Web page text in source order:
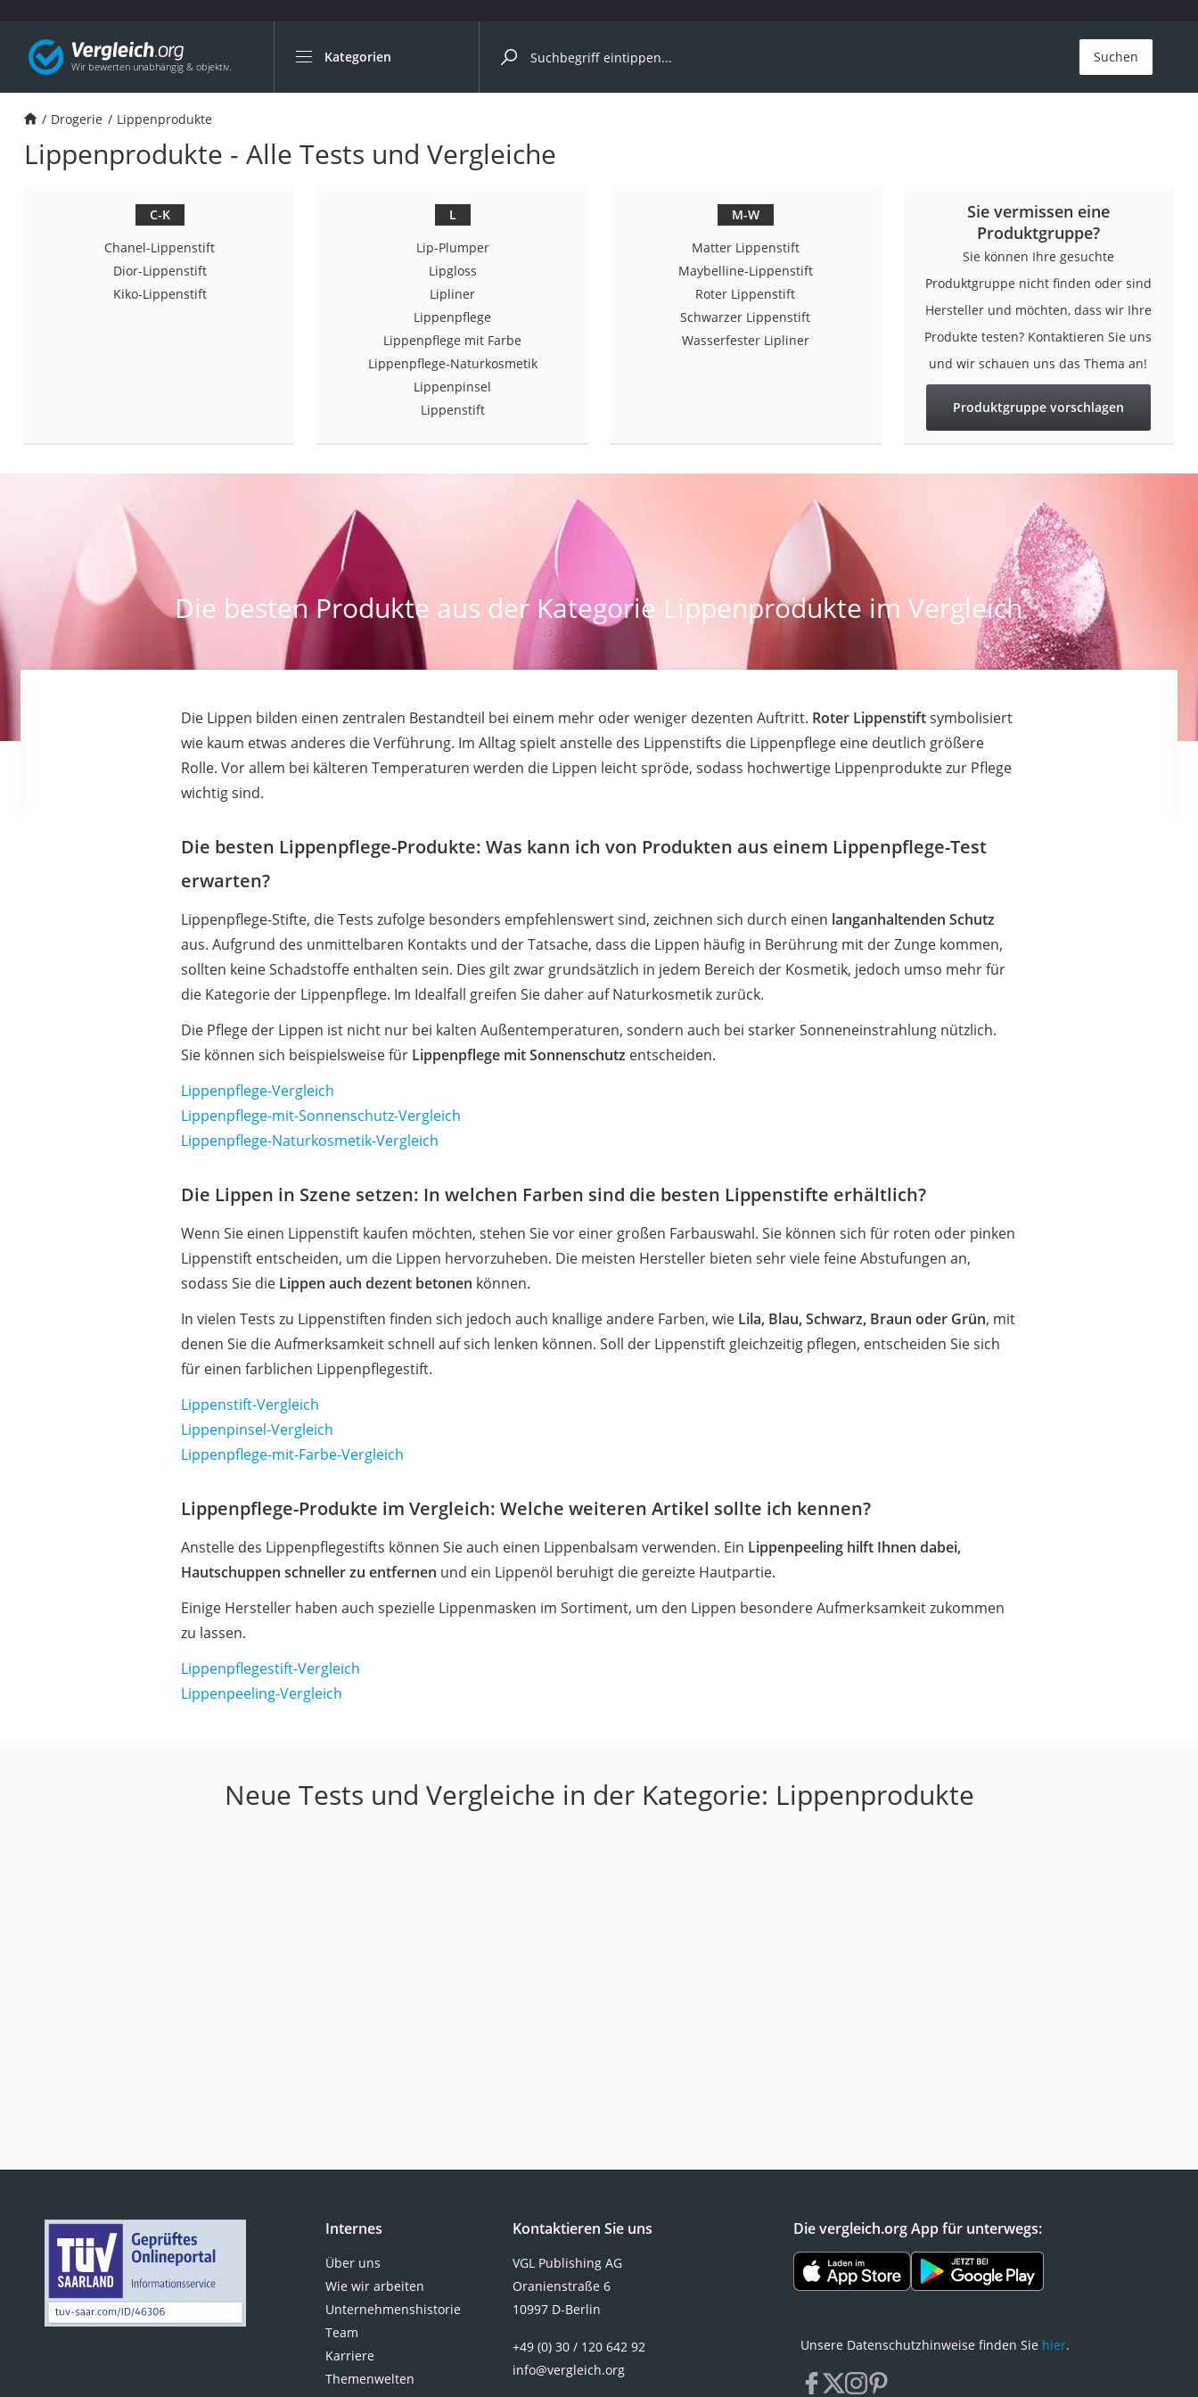
Kategorien
Die beliebtesten Vergleiche nach Kategorie
Drogerie
Haarschneider
Katzenklappe
Zeckenschutz Katze
leichter Haartrockner
Philips-Sonicare-Zahnbürste
Schildkrötenhaus
Mineralfutter Pferd
Massagegerät
Suchen
Drogerie Lippenprodukte
Lippenprodukte - Alle Tests und Vergleiche
C-K
Chanel-Lippenstift
Dior-Lippenstift
Kiko-Lippenstift
L
Lip-Plumper
Lipgloss
Lipliner
Lippenpflege
Lippenpflege mit Farbe
Lippenpflege-Naturkosmetik
Lippenpinsel
Lippenstift
M-W
Matter Lippenstift
Maybelline-Lippenstift
Roter Lippenstift
Schwarzer Lippenstift
Wasserfester Lipliner
Sie vermissen eine
Produktgruppe?
Sie können Ihre gesuchte
Produktgruppe nicht finden oder sind
Hersteller und möchten, dass wir Ihre
Produkte testen? Kontaktieren Sie uns
und wir schauen uns das Thema an!
Produktgruppe vorschlagen
Die besten Produkte aus der Kategorie Lippenprodukte im Vergleich
Die Lippen bilden einen zentralen Bestandteil bei einem mehr oder weniger dezenten Auftritt. Roter Lippenstiftsymbolisiert
wie kaum etwas anderes die Verführung. Im Alltag spielt anstelle des Lippenstifts die Lippenpflege eine deutlich größere
Rolle. Vor allem bei kälteren Temperaturen werden die Lippen leicht spröde, sodass hochwertige Lippenprodukte zur Pflege
wichtig sind.
Die besten Lippenpflege-Produkte: Was kann ich von Produkten aus einem Lippenpflege-Test
erwarten?
Lippenpflege-Stifte, die Tests zufolge besonders empfehlenswert sind, zeichnen sich durch einen langanhaltenden Schutz
aus. Aufgrund des unmittelbaren Kontakts und der Tatsache, dass die Lippen häufig in Berührung mit der Zunge kommen,
sollten keine Schadstoffe enthalten sein. Dies gilt zwar grundsätzlich in jedem Bereich der Kosmetik, jedoch umso mehr für
die Kategorie der Lippenpflege. Im Idealfall greifen Sie daher auf Naturkosmetik zurück.
Die Pflege der Lippen ist nicht nur bei kalten Außentemperaturen, sondern auch bei starker Sonneneinstrahlung nützlich.
Sie können sich beispielsweise für Lippenpflege mit Sonnenschutz entscheiden.
Lippenpflege-Vergleich
Lippenpflege-mit-Sonnenschutz-Vergleich
Lippenpflege-Naturkosmetik-Vergleich
Die Lippen in Szene setzen: In welchen Farben sind die besten Lippenstifte erhältlich?
Wenn Sie einen Lippenstift kaufen möchten, stehen Sie vor einer großen Farbauswahl. Sie können sich für roten oder pinken
Lippenstift entscheiden, um die Lippen hervorzuheben. Die meisten Hersteller bieten sehr viele feine Abstufungen an,
sodass Sie die Lippen auch dezent betonen können.
In vielen Tests zu Lippenstiften finden sich jedoch auch knallige andere Farben, wie Lila, Blau, Schwarz, Braun oder Grün, mit
denen Sie die Aufmerksamkeit schnell auf sich lenken können. Soll der Lippenstift gleichzeitig pflegen, entscheiden Sie sich
für einen farblichen Lippenpflegestift.
Lippenstift-Vergleich
Lippenpinsel-Vergleich
Lippenpflege-mit-Farbe-Vergleich
Lippenpflege-Produkte im Vergleich: Welche weiteren Artikel sollte ich kennen?
Anstelle des Lippenpflegestifts können Sie auch einen Lippenbalsam verwenden. Ein Lippenpeeling hilft Ihnen dabei,
Hautschuppen schneller zu entfernen und ein Lippenöl beruhigt die gereizte Hautpartie.
Einige Hersteller haben auch spezielle Lippenmasken im Sortiment, um den Lippen besondere Aufmerksamkeit zukommen
zu lassen.
Lippenpflegestift-Vergleich
Lippenpeeling-Vergleich
Neue Tests und Vergleiche in der Kategorie: Lippenprodukte
Internes
Über uns
Wie wir arbeiten
Unternehmenshistorie
Team
Karriere
Themenwelten
Kontaktieren Sie uns
VGL Publishing AG
Oranienstraße 6
10997 D-Berlin
+49 (0) 30 / 120 642 92
info@vergleich.org
Die vergleich.org App für unterwegs:
Unsere Datenschutzhinweise finden Sie hier.
facebook
x instagram
pinterest